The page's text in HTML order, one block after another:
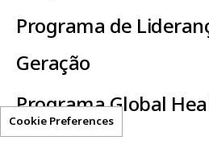
Programa de
Geração
Programa Global
Clear-AI
Cookie Preferences